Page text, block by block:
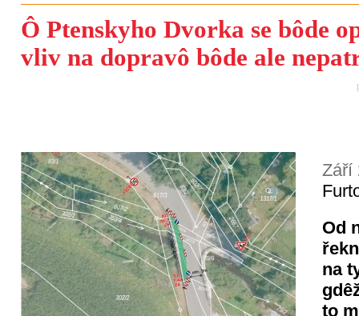
Ô Ptenskyho Dvorka se bôde
vliv na dopravô bôde ale
Září
Od
na
to